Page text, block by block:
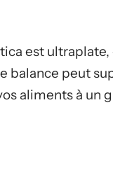
est ultraplate,
peut
aliments à un